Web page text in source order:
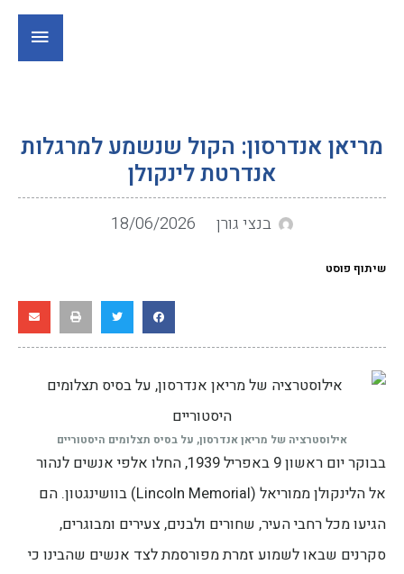
מריאן אנדרסון: הקול שנשמע למרגלות
אנדרטת לינקולן
בנצי גורן 18/06/2026
שיתוף פוסט
אילוסטרציה של מריאן אנדרסון, על בסיס תצלומים היסטוריים
בבוקר יום ראשון 9 באפריל 1939, החלו אלפי אנשים לנהור
אל הלינקולן ממוריאל (Lincoln Memorial) בוושינגטון. הם
הגיעו מכל רחבי העיר, שחורים ולבנים, צעירים ומבוגרים,
סקרנים שבאו לשמוע זמרת מפורסמת לצד אנשים שהבינו כי